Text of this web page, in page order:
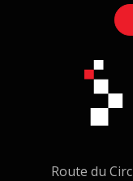
Route du